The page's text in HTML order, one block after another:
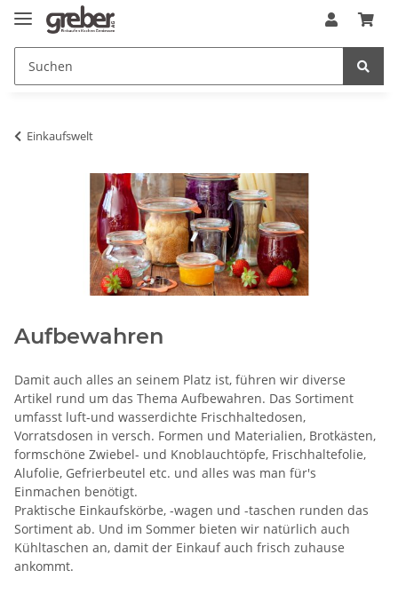
Einkaufswelt
Aufbewahren
Damit auch alles an seinem Platz ist, führen wir diverse
Artikel rund um das Thema Aufbewahren. Das Sortiment
umfasst luft-und wasserdichte Frischhaltedosen,
Vorratsdosen in versch. Formen und Materialien, Brotkästen,
formschöne Zwiebel- und Knoblauchtöpfe, Frischhaltefolie,
Alufolie, Gefrierbeutel etc. und alles was man für's
Einmachen benötigt.
Praktische Einkaufskörbe, -wagen und -taschen runden das
Sortiment ab. Und im Sommer bieten wir natürlich auch
Kühltaschen an, damit der Einkauf auch frisch zuhause
ankommt.